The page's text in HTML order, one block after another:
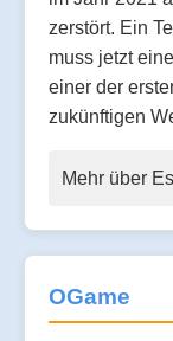
zerstört. Ein
muss jetzt
einer der
zukünftigen
Mehr über
OGame